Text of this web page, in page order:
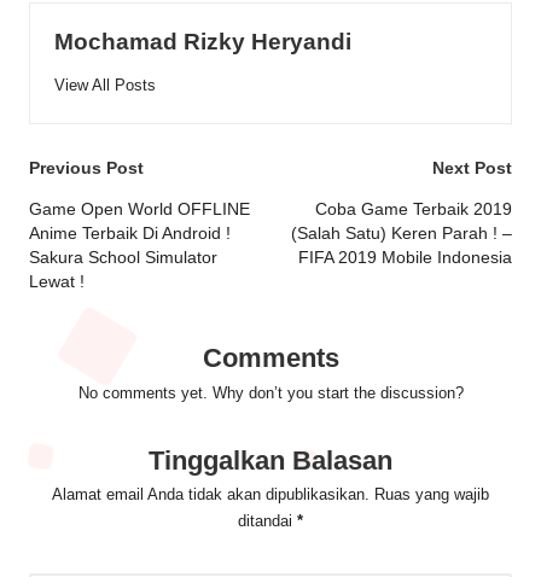
Mochamad Rizky Heryandi
View All Posts
Post
navigation
Previous Post
Game Open World OFFLINE
Anime Terbaik Di Android !
Sakura School Simulator
Lewat !
Next Post
Coba Game Terbaik 2019
(Salah Satu) Keren Parah ! –
FIFA 2019 Mobile Indonesia
Comments
No comments yet. Why don’t you start the discussion?
Tinggalkan Balasan
Alamat email Anda tidak akan dipublikasikan. Ruas yang wajib
ditandai *